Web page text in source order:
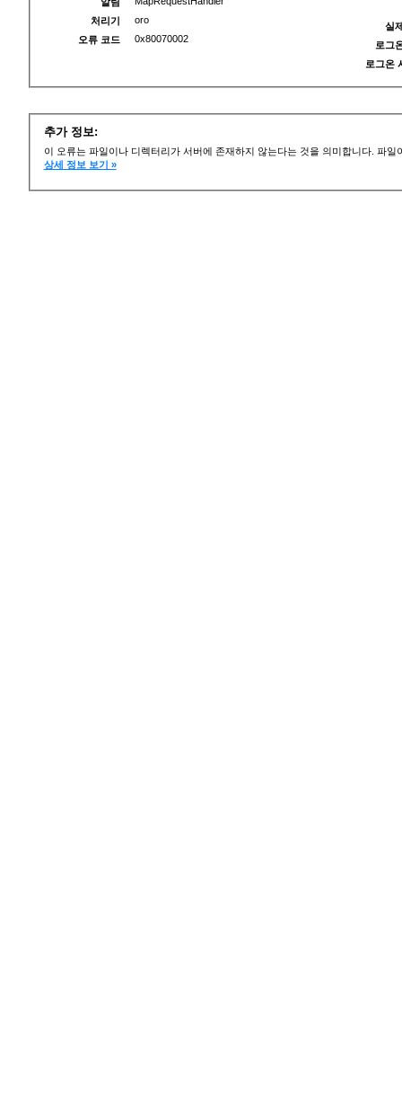
처리기
oro
오류 코드
0x80070002
실
로그
로그온
추가 정보:
이 오류는 파일이나 디렉터리가 서버에 존재하지 않는다는 것을 의미합니다. 파
상세 정보 보기 »